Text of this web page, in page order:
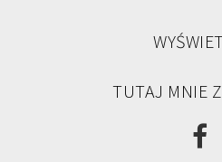
TUTAJ MNIE